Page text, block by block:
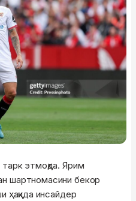
этмоқда. Ярим
шартномасини бекор
ҳақида инсайдер